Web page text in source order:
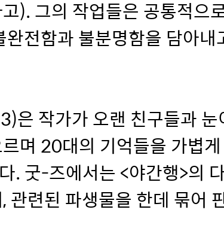
). 그의 작업들은 공통적으
완전함과 불분명함을 담아내
은 작가가 오랜 친구들과 눈
며 20대의 기억들을 가볍
. 굿-즈에서는 <야간행>의
관련된 파생물을 한데 묶어